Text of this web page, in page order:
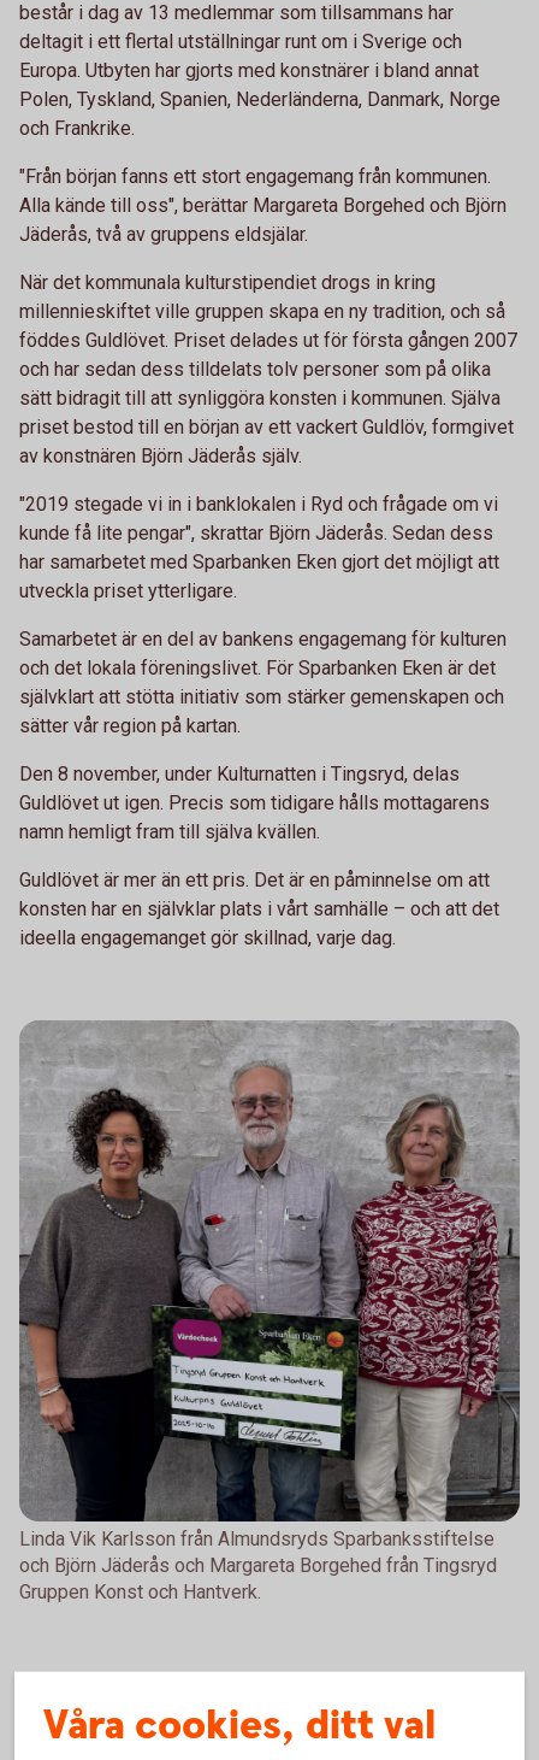
består i dag av 13 medlemmar som tillsammans har
deltagit i ett flertal utställningar runt om i Sverige och
Europa. Utbyten har gjorts med konstnärer i bland annat
Polen, Tyskland, Spanien, Nederländerna, Danmark, Norge
och Frankrike.
"Från början fanns ett stort engagemang från kommunen.
Alla kände till oss", berättar Margareta Borgehed och Björn
Jäderås, två av gruppens eldsjälar.
När det kommunala kulturstipendiet drogs in kring
millennieskiftet ville gruppen skapa en ny tradition, och så
föddes Guldlövet. Priset delades ut för första gången 2007
och har sedan dess tilldelats tolv personer som på olika
sätt bidragit till att synliggöra konsten i kommunen. Själva
priset bestod till en början av ett vackert Guldlöv, formgivet
av konstnären Björn Jäderås själv.
"2019 stegade vi in i banklokalen i Ryd och frågade om vi
kunde få lite pengar", skrattar Björn Jäderås. Sedan dess
har samarbetet med Sparbanken Eken gjort det möjligt att
utveckla priset ytterligare.
Samarbetet är en del av bankens engagemang för kulturen
och det lokala föreningslivet. För Sparbanken Eken är det
självklart att stötta initiativ som stärker gemenskapen och
sätter vår region på kartan.
Den 8 november, under Kulturnatten i Tingsryd, delas
Guldlövet ut igen. Precis som tidigare hålls mottagarens
namn hemligt fram till själva kvällen.
Guldlövet är mer än ett pris. Det är en påminnelse om att
konsten har en självklar plats i vårt samhälle – och att det
ideella engagemanget gör skillnad, varje dag.
Linda Vik Karlsson från Almundsryds Sparbanksstiftelse
och Björn Jäderås och Margareta Borgehed från Tingsryd
Gruppen Konst och Hantverk.
Våra cookies, ditt val